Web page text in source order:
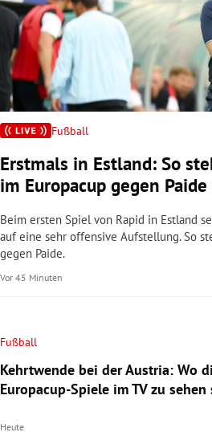
Fußball
Erstmals in Estland: So
im Europacup gegen Paide
Beim ersten Spiel von Rapid in Estland
auf eine sehr offensive Aufstellung. So
gegen Paide.
Vor 45 Minuten
Fußball
Kehrtwende bei der Austria: Wo
Europacup-Spiele im TV zu sehen
Heute